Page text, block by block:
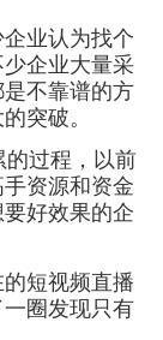
业认为找个
企业大量采
不靠谱的方
突破。
过程，以前
资源和资金
好效果的企
短视频直播
圈发现只有